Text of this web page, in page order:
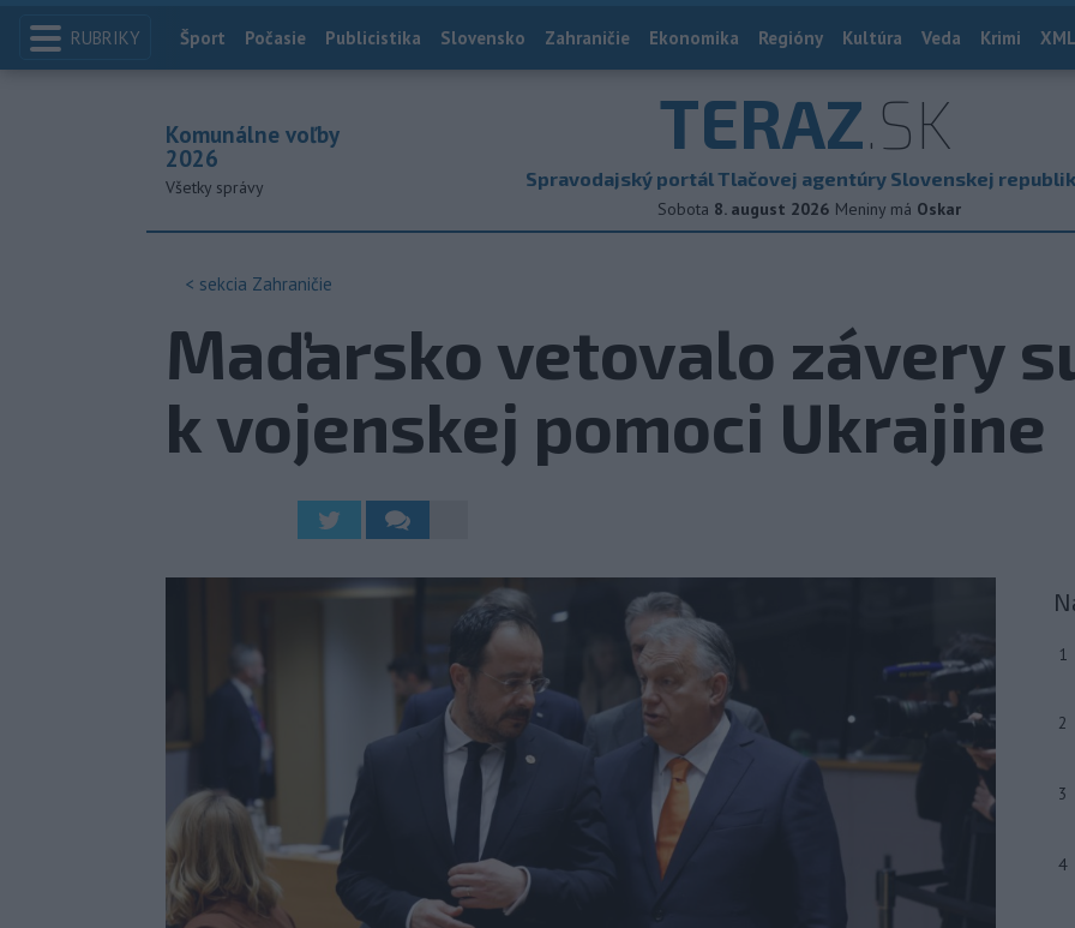
RUBRIKY Index
Šport Počasie Publicistika Slovensko Zahraničie Ekonomika Regióny Kultúra Veda Krimi
TERAZ.SK
Spravodajský portál Tlačovej agentúry Slovenskej
Sobota 8. august 2026 Meniny má Oskar
Komunálne voľby
2026
Všetky správy
< sekcia Zahraničie
Maďarsko vetovalo závery
k vojenskej pomoci Ukrajine
1
2
3
4